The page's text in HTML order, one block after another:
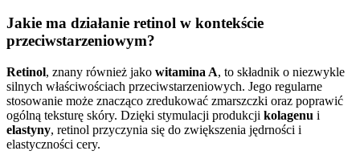
Jakie ma działanie retinol w kontekście
przeciwstarzeniowym?
Retinol, znany również jako witamina A, to składnik o niezwykle
silnych właściwościach przeciwstarzeniowych. Jego regularne
stosowanie może znacząco zredukować zmarszczki oraz poprawić
ogólną teksturę skóry. Dzięki stymulacji produkcji kolagenu i
elastyny, retinol przyczynia się do zwiększenia jędrności i
elastyczności cery.